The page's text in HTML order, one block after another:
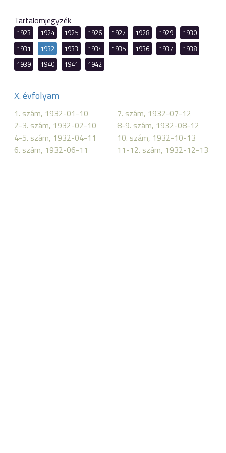
Tartalomjegyzék
1923 1924 1925 1926 1927 1928 1929
1930
1931
1932 1933 1934 1935 1936 1937
1938
1939
1940 1941 1942
X. évfolyam
1. szám, 1932-01-10
2-3. szám, 1932-02-10
4-5. szám, 1932-04-11
6. szám, 1932-06-11
7. szám, 1932-07-12
8-9. szám, 1932-08-12
10. szám, 1932-10-13
11-12. szám, 1932-12-13